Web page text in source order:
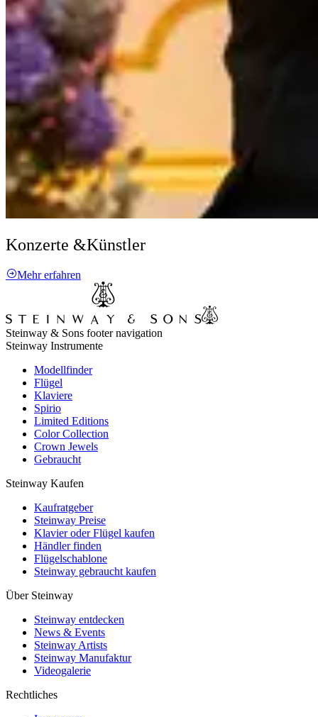
Konzerte &Künstler
Mehr erfahren
Steinway & Sons footer navigation
Steinway Instrumente
Modellfinder
Flügel
Klaviere
Spirio
Limited Editions
Color Collection
Crown Jewels
Gebraucht
Steinway Kaufen
Kaufratgeber
Steinway Preise
Klavier oder Flügel kaufen
Händler finden
Flügelschablone
Steinway gebraucht kaufen
Über Steinway
Steinway entdecken
News & Events
Steinway Artists
Steinway Manufaktur
Videogalerie
Rechtliches